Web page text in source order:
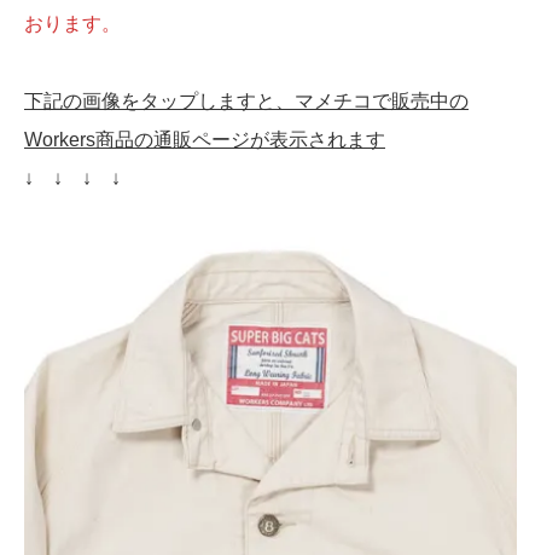
おります。
下記の画像をタップしますと、マメチコで販売中の
Workers商品の通販ページが表示されます
↓ ↓ ↓ ↓